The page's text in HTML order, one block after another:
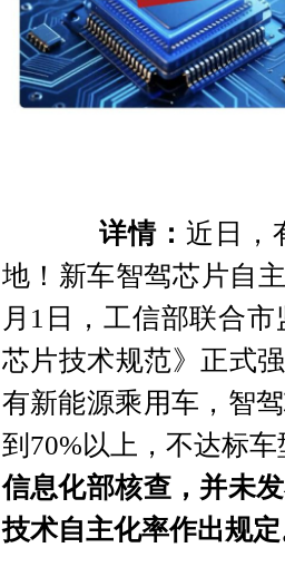
详情： 近日，
地！新车智驾芯片自
月1日，工信部联合
芯片技术规范》正式
有新能源乘用车，智
到70%以上，不达标
信息化部核查，并未
技术自主化率作出规